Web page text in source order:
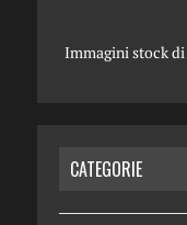
Immagini stock di
CATEGORIE